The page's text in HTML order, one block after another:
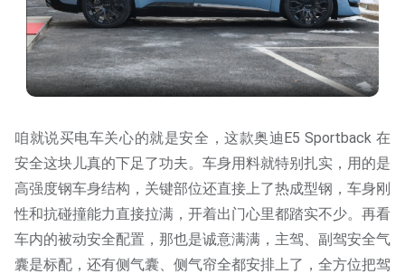
咱就说买电车关心的就是安全，这款奥迪E5 Sportback 在
安全这块儿真的下足了功夫。车身用料就特别扎实，用的是
高强度钢车身结构，关键部位还直接上了热成型钢，车身刚
性和抗碰撞能力直接拉满，开着出门心里都踏实不少。再看
车内的被动安全配置，那也是诚意满满，主驾、副驾安全气
囊是标配，还有侧气囊、侧气帘全都安排上了，全方位把驾